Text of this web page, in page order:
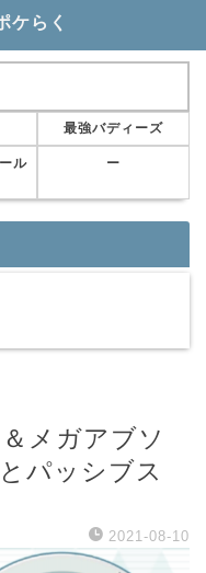
ケらく
最強バディーズ
ル
ー
メガアブソ
パッシブス
2021-08-10